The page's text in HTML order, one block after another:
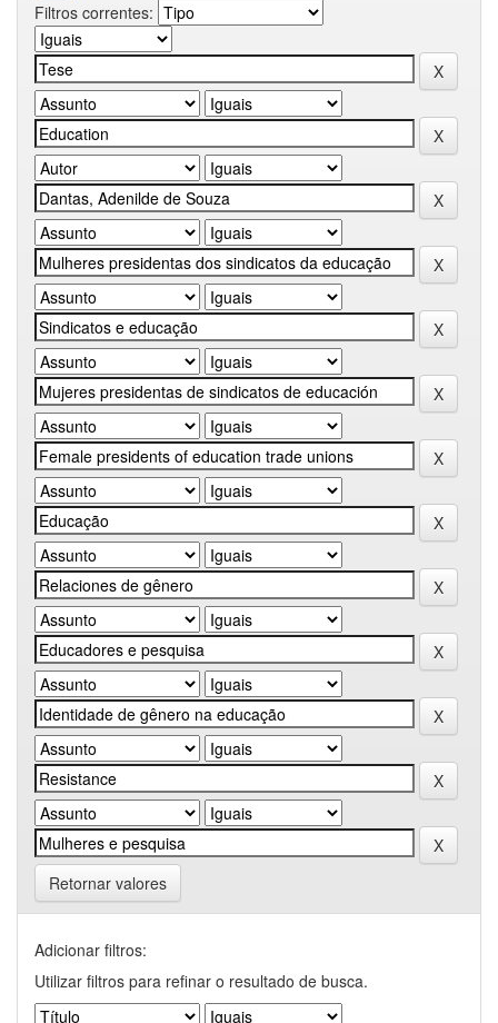
Filtros correntes:
Retornar valores
Adicionar filtros:
Utilizar filtros para refinar o resultado de busca.